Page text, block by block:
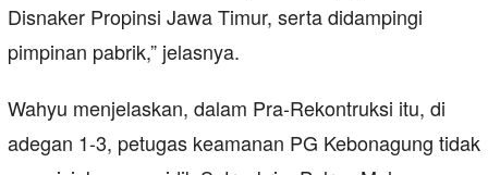
Disnaker Propinsi Jawa Timur, serta didampingi
pimpinan pabrik,” jelasnya.
Wahyu menjelaskan, dalam Pra-Rekontruksi itu, di
adegan 1-3, petugas keamanan PG Kebonagung tidak